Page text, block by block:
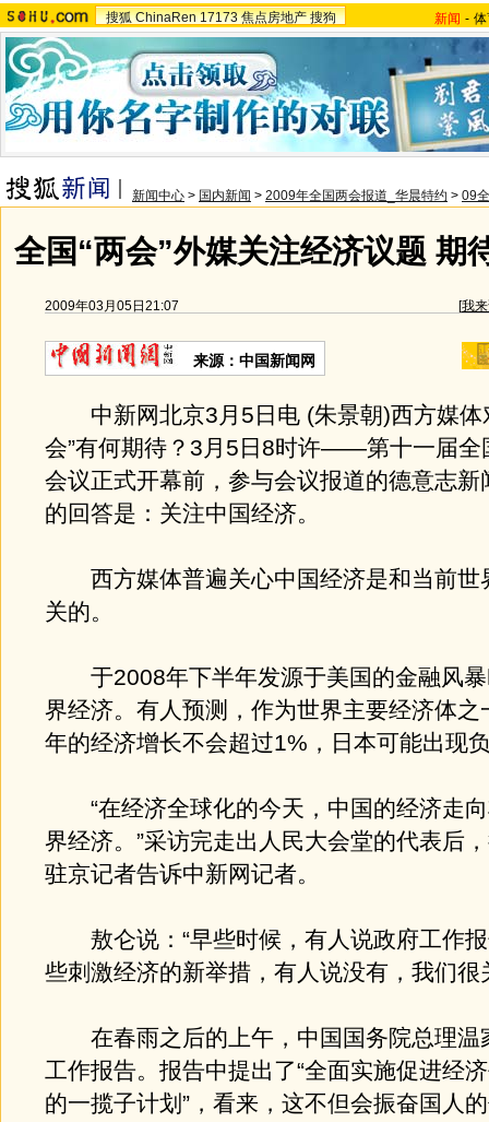
搜狐 ChinaRen 17173 焦点房地产 搜狗 新闻 -
新闻中心 > 国内新闻 > 2009年全国两会报道_华晨特约 > 09
全国“两会”外媒关注经济议题 期
2009年03月05日21:07 [我
来源：中国新闻网
中新网北京3月5日电 (朱景朝)西方媒体
会”有何期待？3月5日8时许——第十一届全
会议正式开幕前，参与会议报道的德意志新
的回答是：关注中国经济。
西方媒体普遍关心中国经济是和当前世
关的。
于2008年下半年发源于美国的金融风暴
界经济。有人预测，作为世界主要经济体
年的经济增长不会超过1%，日本可能出现
“在经济全球化的今天，中国的经济走向
界经济。”采访完走出人民大会堂的代表后
驻京记者告诉中新网记者。
敖仑说：“早些时候，有人说政府工作报
些刺激经济的新举措，有人说没有，我们很
在春雨之后的上午，中国国务院总理温
工作报告。报告中提出了“全面实施促进经
的一揽子计划”，看来，这不但会振奋国人